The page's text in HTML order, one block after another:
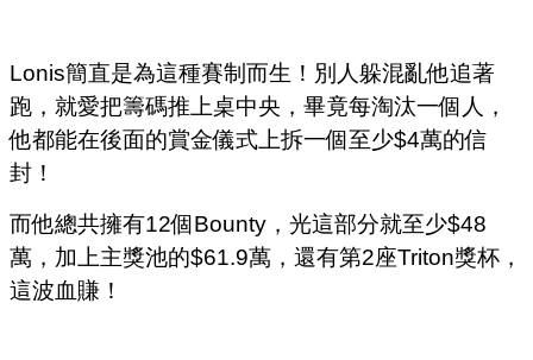
Lonis簡直是為這種賽制而生！別人躲混亂他追著
跑，就愛把籌碼推上桌中央，畢竟每淘汰一個人，
他都能在後面的賞金儀式上拆一個至少$4萬的信
封！
而他總共擁有12個Bounty，光這部分就至少$48
萬，加上主獎池的$61.9萬，還有第2座Triton獎杯，
這波血賺！